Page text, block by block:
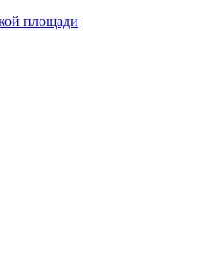
площади